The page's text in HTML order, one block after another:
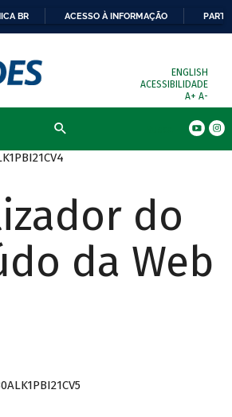
BR ACESSO À INFORMAÇÃO
ENGLISH
ACESSIBILIDADE
A+ A-
do
da Web